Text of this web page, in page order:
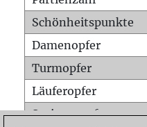
Schönheitspunkte
Damenopfer
Turmopfer
Läuferopfer
Springeropfer